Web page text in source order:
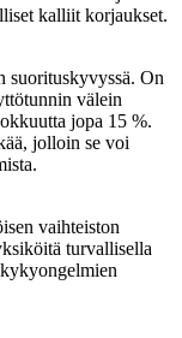
kalliit korjaukset.
suorituskyvyssä. On
välein
jopa 15 %.
jolloin se voi
vaihteiston
turvallisella